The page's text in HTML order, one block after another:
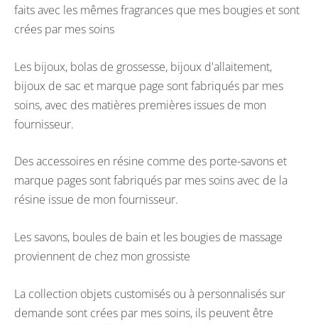
faits avec les mêmes fragrances que mes bougies et sont
crées par mes soins
Les bijoux, bolas de grossesse, bijoux d'allaitement,
bijoux de sac et marque page sont fabriqués par mes
soins, avec des matières premières issues de mon
fournisseur.
Des accessoires en résine comme des porte-savons et
marque pages sont fabriqués par mes soins avec de la
résine issue de mon fournisseur.
Les savons, boules de bain et les bougies de massage
proviennent de chez mon grossiste
La collection objets customisés ou à personnalisés sur
demande sont crées par mes soins, ils peuvent être